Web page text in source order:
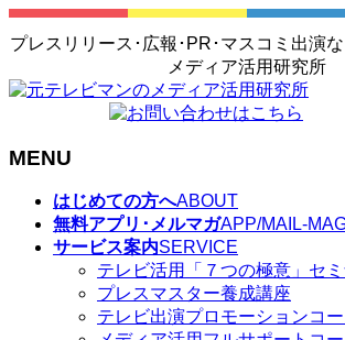
プレスリリース･広報･PR･マスコミ出演
メディア活用研究所
MENU
はじめての方へABOUT
無料アプリ･メルマガAPP/MAIL-
サービス案内SERVICE
テレビ活用「７つの極意」セ
プレスマスター養成講座
テレビ出演プロモーションコー